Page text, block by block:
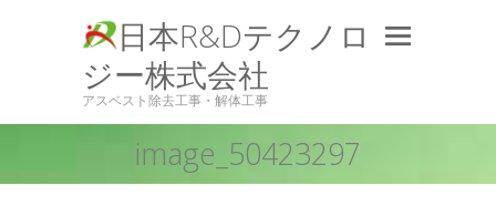
日本R&Dテクノロ
ジー株式会社
アスベスト除去工事・解体工事
image_50423297